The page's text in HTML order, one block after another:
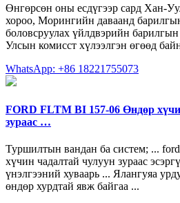
Өнгөрсөн оны есдүгээр сард Хан-
хороо, Морингийн даваанд
боловсруулах үйлдвэрийн
Улсын комисст хүлээлгэн өгөөд
WhatsApp: +86 18221755073
FORD FLTM BI 157-06 Өндөр
зураас …
Туршилтын вандан ба систем; ...
хүчин чадалтай чулуун зураас
үнэлгээний хуваарь ... Ялангуяа
өндөр хурдтай явж байгаа ...